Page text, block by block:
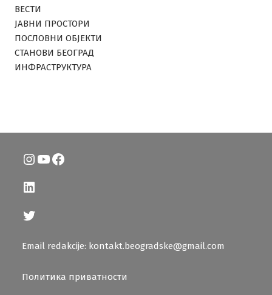
ВЕСТИ
ЈАВНИ ПРОСТОРИ
ПОСЛОВНИ ОБЈЕКТИ
СТАНОВИ БЕОГРАД
ИНФРАСТРУКТУРА
Instagram
YouTube
Facebook
LinkedIn
Twitter
Email redakcije: kontakt.beogradske@gmail.com
Политика приватности